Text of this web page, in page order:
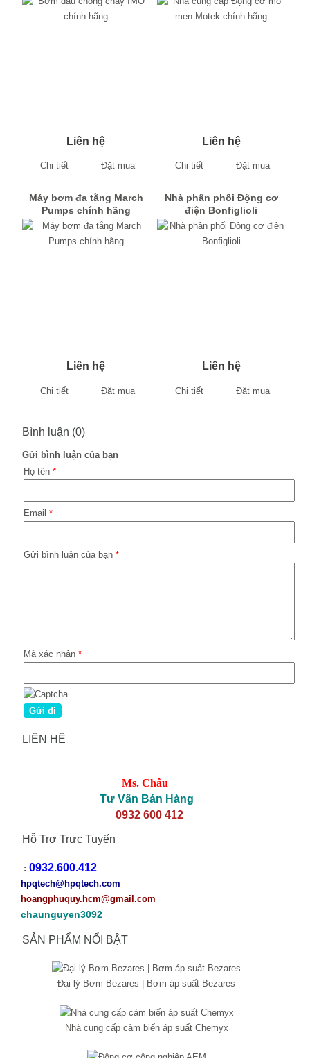
Liên hệ
Chi tiết Đặt mua
Liên hệ
Chi tiết Đặt mua
Máy bơm đa tằng March
Pumps chính hãng
Liên hệ
Chi tiết Đặt mua
Nhà phân phối Động cơ
điện Bonfiglioli
Liên hệ
Chi tiết Đặt mua
Bình luận (0)
Gửi bình luận của bạn
Họ tên *
Email *
Gửi bình luận của bạn *
Mã xác nhận *
LIÊN HỆ
Ms. Châu
Tư Vấn Bán Hàng
0932 600 412
Hỗ Trợ Trực Tuyến
: 0932.600.412
hpqtech@hpqtech.com
hoangphuquy.hcm@gmail.com
chaunguyen3092
SẢN PHẨM NỔI BẬT
Đại lý Bơm Bezares | Bơm áp suất Bezares
Nhà cung cấp cảm biến áp suất Chemyx